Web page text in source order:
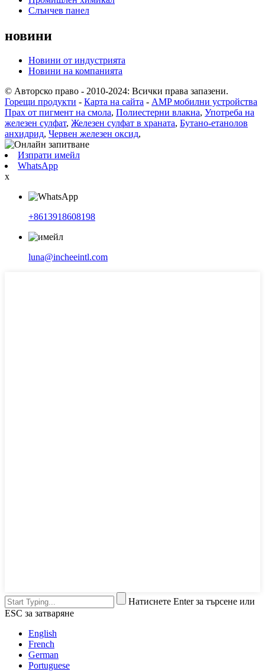
Слънчев панел
новини
Новини от индустрията
Новини на компанията
© Авторско право - 2010-2024: Всички права запазени.
Горещи продукти - Карта на сайта - AMP мобилни устройства
Прах от пигмент на смола, Полиестерни влакна, Употреба на
железен сулфат, Железен сулфат в храната, Бутано-етанолов
анхидрид, Червен железен оксид,
Изпрати имейл
WhatsApp
x
+8613918608198
luna@incheeintl.com
Натиснете Enter за търсене или
ESC за затваряне
English
French
German
Portuguese